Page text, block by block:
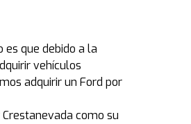
es que debido a la
vehículos
adquirir un Ford por
como su